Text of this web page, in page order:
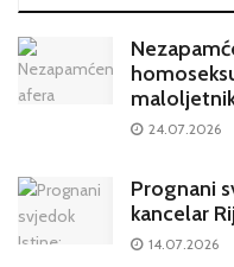
krugovima
24.07.2026
Prognani
kancelar
14.07.2026